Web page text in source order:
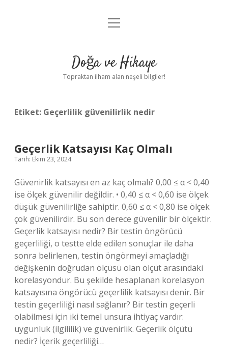
Anasayfa
Yasal Uyarı
menüyü
Doğa ve Hikaye
Topraktan ilham alan neşeli bilgiler!
Etiket: Geçerlilik güvenilirlik nedir
Geçerlik Katsayısı Kaç Olmalı
Tarih: Ekim 23, 2024
Güvenirlik katsayısı en az kaç olmalı? 0,00 ≤ α < 0,40
ise ölçek güvenilir değildir. • 0,40 ≤ α < 0,60 ise ölçek
düşük güvenilirliğe sahiptir. 0,60 ≤ α < 0,80 ise ölçek
çok güvenilirdir. Bu son derece güvenilir bir ölçektir.
Geçerlik katsayısı nedir? Bir testin öngörücü
geçerliliği, o testte elde edilen sonuçlar ile daha
sonra belirlenen, testin öngörmeyi amaçladığı
değişkenin doğrudan ölçüsü olan ölçüt arasındaki
korelasyondur. Bu şekilde hesaplanan korelasyon
katsayısına öngörücü geçerlilik katsayısı denir. Bir
testin geçerliliği nasıl sağlanır? Bir testin geçerli
olabilmesi için iki temel unsura ihtiyaç vardır:
uygunluk (ilgililik) ve güvenirlik. Geçerlik ölçütü
nedir? İçerik geçerliliği…